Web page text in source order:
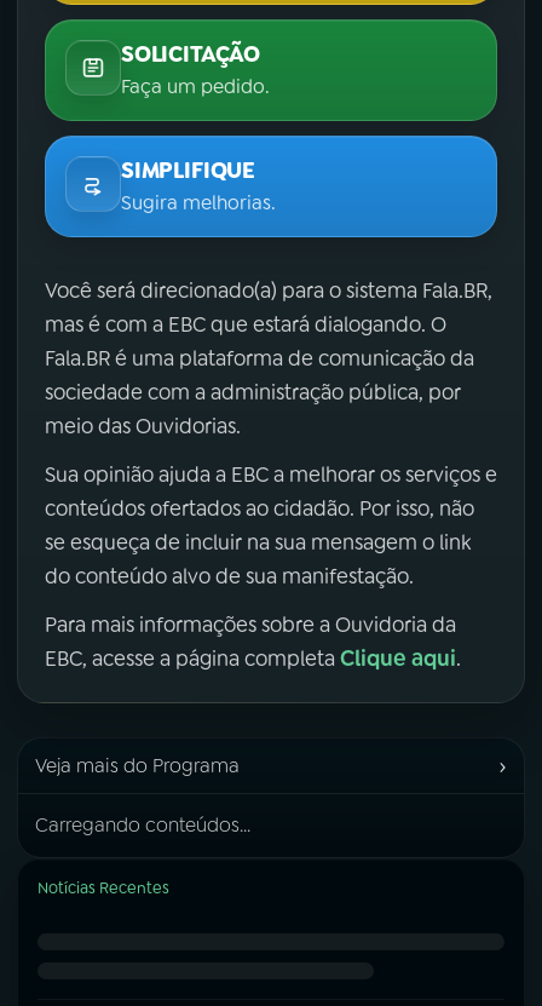
SOLICITAÇÃO
Faça um pedido.
SIMPLIFIQUE
Sugira melhorias.
Você será direcionado(a) para o sistema Fala.BR,
mas é com a EBC que estará dialogando. O
Fala.BR é uma plataforma de comunicação da
sociedade com a administração pública, por
meio das Ouvidorias.
Sua opinião ajuda a EBC a melhorar os serviços e
conteúdos ofertados ao cidadão. Por isso, não
se esqueça de incluir na sua mensagem o link
do conteúdo alvo de sua manifestação.
Para mais informações sobre a Ouvidoria da
EBC, acesse a página completa Clique aqui.
Veja mais do Programa ›
Carregando conteúdos...
Notícias Recentes